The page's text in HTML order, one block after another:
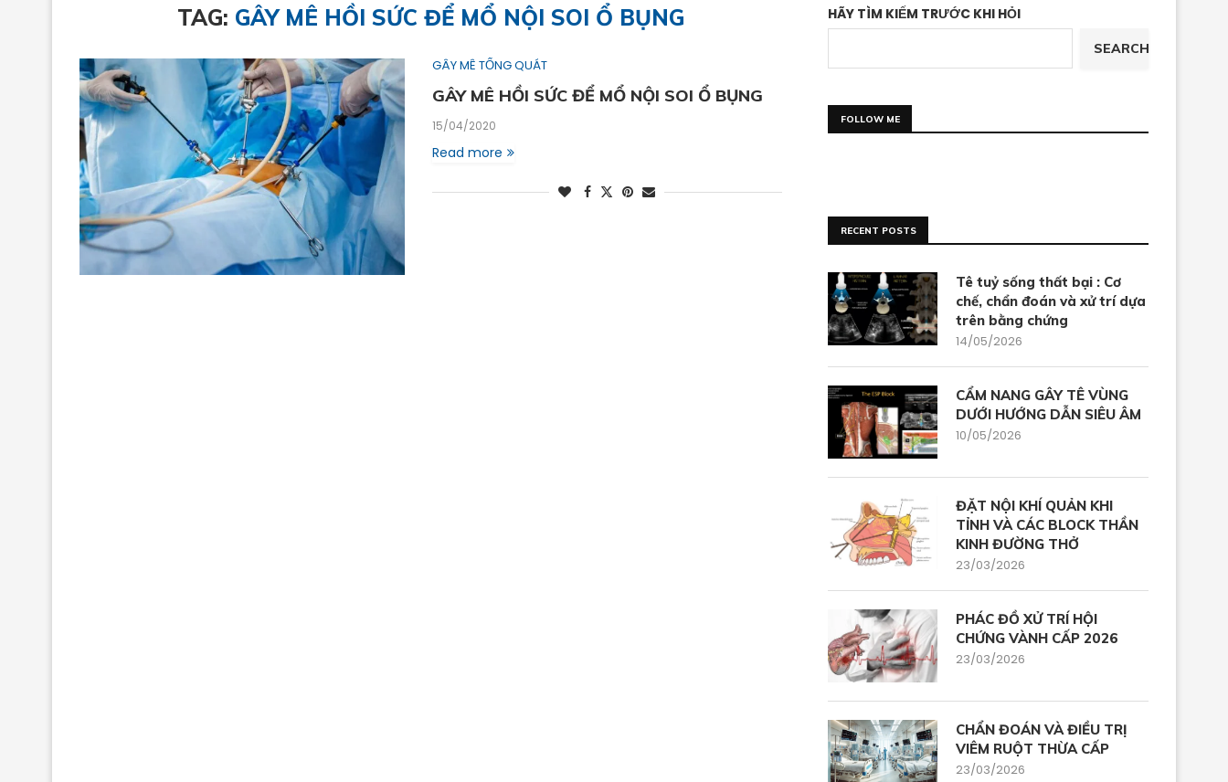
TAG: GÂY MÊ HỒI SỨC ĐỂ MỔ NỘI SOI Ổ BỤNG
GÂY MÊ TỔNG QUÁT
GÂY MÊ HỒI SỨC ĐỂ MỔ NỘI SOI Ổ BỤNG
15/04/2020
Read more
HÃY TÌM KIẾM TRƯỚC KHI HỎI
SEARCH
FOLLOW ME
RECENT POSTS
Tê tuỷ sống thất bại : Cơ
chế, chẩn đoán và xử trí dựa
trên bằng chứng
14/05/2026
CẨM NANG GÂY TÊ VÙNG
DƯỚI HƯỚNG DẪN SIÊU ÂM
10/05/2026
ĐẶT NỘI KHÍ QUẢN KHI
TỈNH VÀ CÁC BLOCK THẦN
KINH ĐƯỜNG THỞ
23/03/2026
PHÁC ĐỒ XỬ TRÍ HỘI
CHỨNG VÀNH CẤP 2026
23/03/2026
CHẨN ĐOÁN VÀ ĐIỀU TRỊ
VIÊM RUỘT THỪA CẤP
23/03/2026